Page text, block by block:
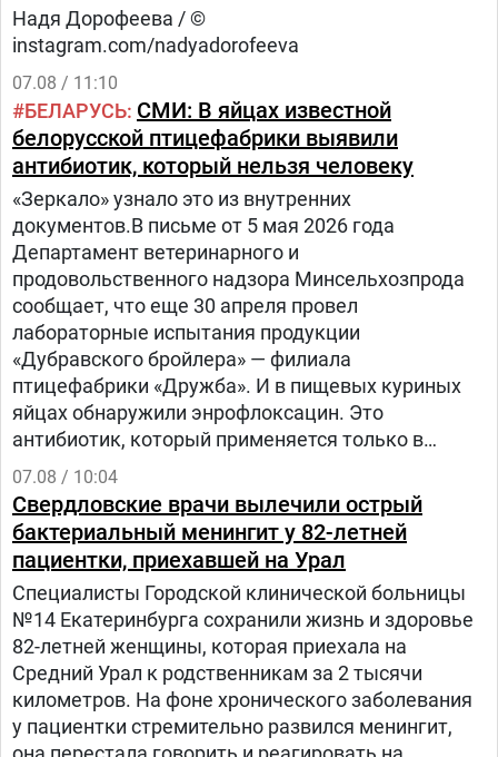
Надя Дорофеева / ©
instagram.com/nadyadorofeeva
07.08 / 11:10
БЕЛАРУСЬ СМИ: В яйцах известной
белорусской птицефабрики выявили
антибиотик, который нельзя человеку
«Зеркало» узнало это из внутренних
документов.В письме от 5 мая 2026 года
Департамент ветеринарного и
продовольственного надзора Минсельхозпрода
сообщает, что еще 30 апреля провел
лабораторные испытания продукции
«Дубравского бройлера» — филиала
птицефабрики «Дружба». И в пищевых куриных
яйцах обнаружили энрофлоксацин. Это
антибиотик, который применяется только в
ветеринарии для лечения сельскохозяйственных,
домашних животных и птиц.
07.08 / 10:04
Свердловские врачи вылечили острый
бактериальный менингит у 82-летней
пациентки, приехавшей на Урал
Специалисты Городской клинической больницы
№14 Екатеринбурга сохранили жизнь и здоровье
82-летней женщины, которая приехала на
Средний Урал к родственникам за 2 тысячи
километров. На фоне хронического заболевания
у пациентки стремительно развился менингит,